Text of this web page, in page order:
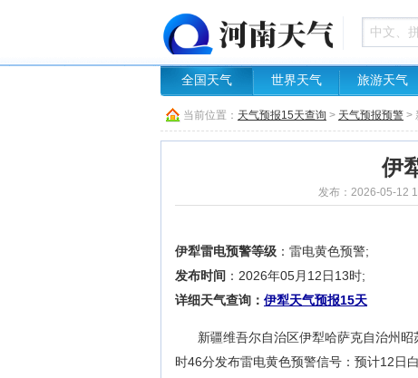
全国天气 世界天气 旅游天气
当前位置： 天气预报15天查询 > 天气预报预警 >
伊
发布：2026-05-12
伊犁雷电预警等级 ：雷电黄色预警;
发布时间 ：2026年05月12日13时;
详细天气查询： 伊犁天气预报15天
新疆维吾尔自治区伊犁哈萨克自治州
时46分发布雷电黄色预警信号：预计12日